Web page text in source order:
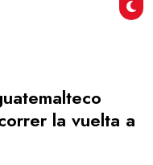
la vuelta a